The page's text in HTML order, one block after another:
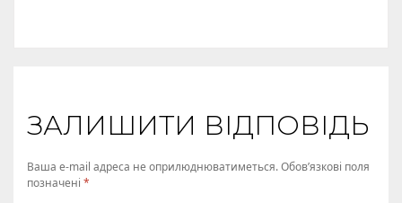
ЗАЛИШИТИ ВІДПОВІДЬ
Ваша e-mail адреса не оприлюднюватиметься.Обов’язкові поля
позначені *